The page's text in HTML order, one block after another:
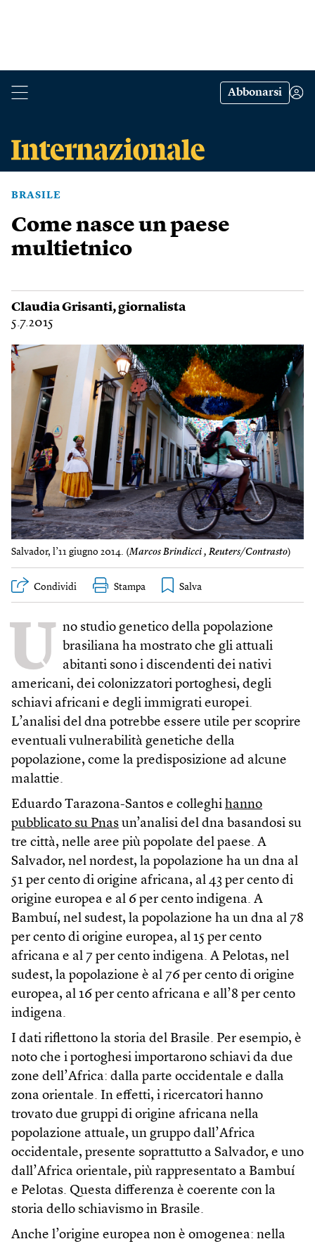
Abbonarsi
BRASILE
Come nasce un paese
multietnico
Claudia Grisanti, giornalista
5.7.2015
Salvador, l’11 giugno 2014. (Marcos Brindicci , Reuters/Contrasto)
Condividi Stampa
U no studio genetico della popolazione
brasiliana ha mostrato che gli attuali
abitanti sono i discendenti dei nativi
americani, dei colonizzatori portoghesi, degli
schiavi africani e degli immigrati europei.
L’analisi del dna potrebbe essere utile per scoprire
eventuali vulnerabilità genetiche della
popolazione, come la predisposizione ad alcune
malattie.
Eduardo Tarazona-Santos e colleghi hanno
pubblicato su Pnas un’analisi del dna basandosi su
tre città, nelle aree più popolate del paese. A
Salvador, nel nordest, la popolazione ha un dna al
51 per cento di origine africana, al 43 per cento di
origine europea e al 6 per cento indigena. A
Bambuí, nel sudest, la popolazione ha un dna al 78
per cento di origine europea, al 15 per cento
africana e al 7 per cento indigena. A Pelotas, nel
sudest, la popolazione è al 76 per cento di origine
europea, al 16 per cento africana e all’8 per cento
indigena.
I dati riflettono la storia del Brasile. Per esempio, è
noto che i portoghesi importarono schiavi da due
zone dell’Africa: dalla parte occidentale e dalla
zona orientale. In effetti, i ricercatori hanno
trovato due gruppi di origine africana nella
popolazione attuale, un gruppo dall’Africa
occidentale, presente soprattutto a Salvador, e uno
dall’Africa orientale, più rappresentato a Bambuí
e Pelotas. Questa differenza è coerente con la
storia dello schiavismo in Brasile.
Anche l’origine europea non è omogenea: nella